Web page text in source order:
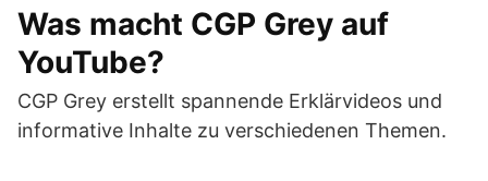
Was macht CGP Grey auf
YouTube?
CGP Grey erstellt spannende Erklärvideos und
informative Inhalte zu verschiedenen Themen.